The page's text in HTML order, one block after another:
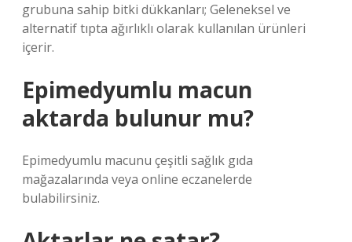
grubuna sahip bitki dükkanları; Geleneksel ve
alternatif tıpta ağırlıklı olarak kullanılan ürünleri
içerir.
Epimedyumlu macun
aktarda bulunur mu?
Epimedyumlu macunu çeşitli sağlık gıda
mağazalarında veya online eczanelerde
bulabilirsiniz.